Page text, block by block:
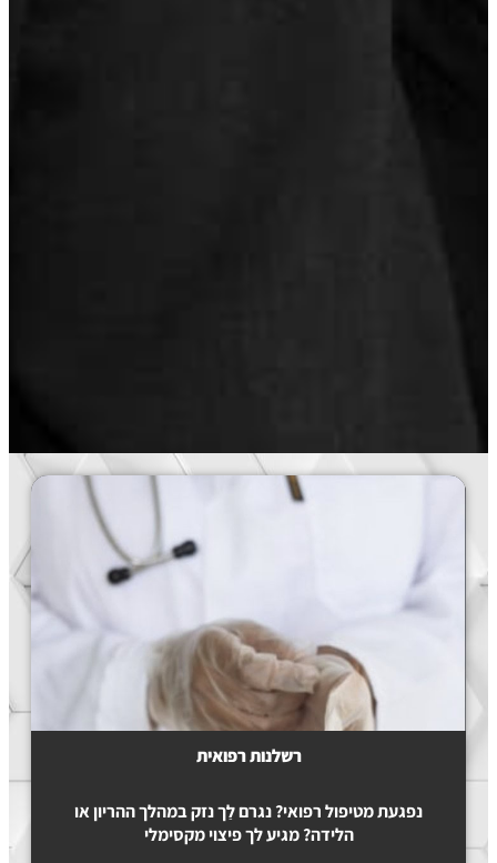
רשלנות רפואית
נפגעת מטיפול רפואי? נגרם לַך נזק במהלך ההריון או
הלידה? מגיע לך פיצוימקסימלי